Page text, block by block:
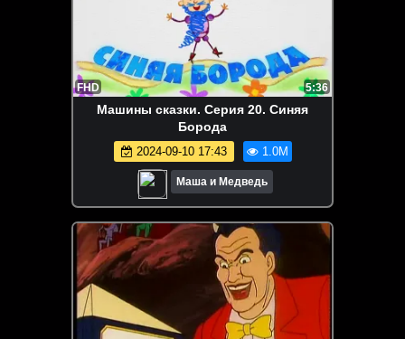
FHD 5:36
Машины сказки. Серия 20. Синяя
Борода
2024-09-10 17:43 1.0M
Маша и Медведь